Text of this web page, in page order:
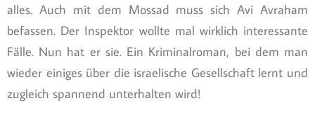
alles. Auch mit dem Mossad muss sich Avi Avraham
befassen. Der Inspektor wollte mal wirklich interessante
Fälle. Nun hat er sie. Ein Kriminalroman, bei dem man
wieder einiges über die israelische Gesellschaft lernt und
zugleich spannend unterhalten wird!